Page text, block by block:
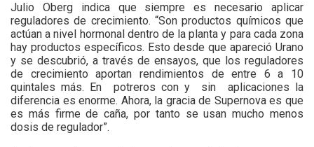
Julio Oberg indica que siempre es necesario aplicar
reguladores de crecimiento. “Son productos químicos que
actúan a nivel hormonal dentro de la planta y para cada zona
hay productos específicos. Esto desde que apareció Urano
y se descubrió, a través de ensayos, que los reguladores
de crecimiento aportan rendimientos de entre 6 a 10
quintales más. En potreros con y sin aplicaciones la
diferencia es enorme. Ahora, la gracia de Supernova es que
es más firme de caña, por tanto se usan mucho menos
dosis de regulador”.